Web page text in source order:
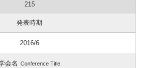
215
発表時期
2016/6
会名 Conference Title